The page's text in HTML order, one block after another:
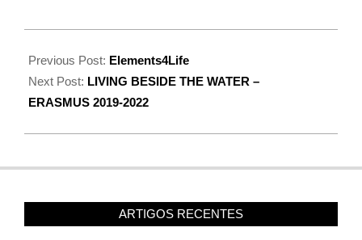
Previous Post: Elements4Life
Next Post: LIVING BESIDE THE WATER –
ERASMUS 2019-2022
ARTIGOS RECENTES